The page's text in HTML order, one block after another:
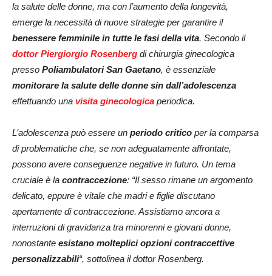
la salute delle donne, ma con l’aumento della longevità,
emerge la necessità di nuove strategie per garantire il
benessere femminile in tutte le fasi della vita. Secondo il
dottor Piergiorgio Rosenberg di chirurgia ginecologica
presso Poliambulatori San Gaetano, è essenziale
monitorare la salute delle donne sin dall’adolescenza
effettuando una visita ginecologica periodica.
L’adolescenza può essere un periodo critico per la comparsa
di problematiche che, se non adeguatamente affrontate,
possono avere conseguenze negative in futuro. Un tema
cruciale è la contraccezione: “Il sesso rimane un argomento
delicato, eppure è vitale che madri e figlie discutano
apertamente di contraccezione. Assistiamo ancora a
interruzioni di gravidanza tra minorenni e giovani donne,
nonostante esistano molteplici opzioni contraccettive
personalizzabili“, sottolinea il dottor Rosenberg.